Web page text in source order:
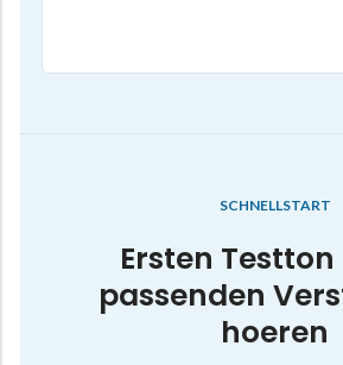
SCHNELLSTART
Ersten
passenden
hoeren